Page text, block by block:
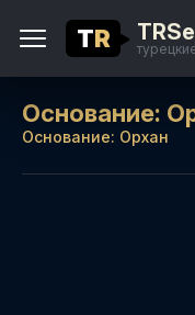
TR
Основание:
Основание: Орхан